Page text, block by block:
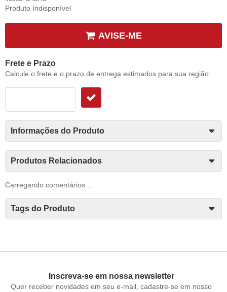
Produto Indisponível
AVISE-ME
Frete e Prazo
Calcule o frete e o prazo de entrega estimados para sua região:
Informações do Produto
Produtos Relacionados
Carregando comentários ...
Tags do Produto
Inscreva-se em nossa newsletter
Quer receber novidades em seu e-mail, cadastre-se em nosso